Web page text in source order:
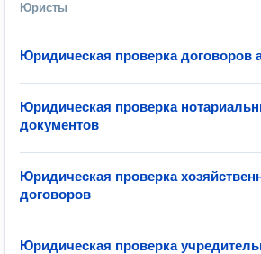
Юристы
Юридическая проверка договоров
Юридическая проверка
документов
Юридическая проверка
договоров
Юридическая проверка